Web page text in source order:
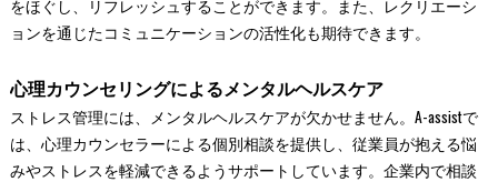
をほぐし、リフレッシュすることができます。また、レクリエーシ
ョンを通じたコミュニケーションの活性化も期待できます。
心理カウンセリングによるメンタルヘルスケア
ストレス管理には、メンタルヘルスケアが欠かせません。A-assistで
は、心理カウンセラーによる個別相談を提供し、従業員が抱える悩
みやストレスを軽減できるようサポートしています。企業内で相談